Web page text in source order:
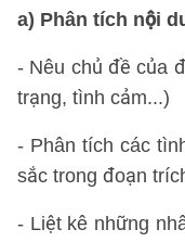
a) Phân tích nội
- Nêu chủ đề của
trạng, tình cảm...)
- Phân tích các
sắc trong đoạn
- Liệt kê những